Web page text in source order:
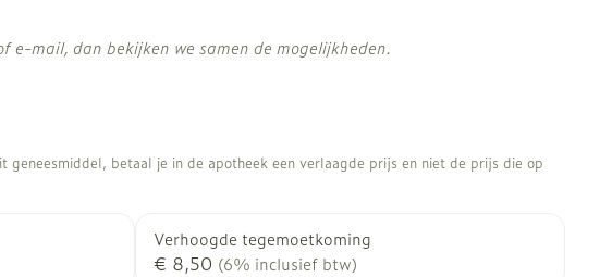
betaal je in de apotheek een verlaagde prijs en niet de prijs die op
Verhoogde tegemoetkoming
€ 8,50 (6% inclusief btw)
e-mail, dan bekijken we samen de mogelijkheden.